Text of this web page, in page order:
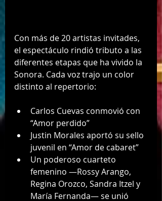
Con más de 20 artistas invitades,
el espectáculo rindió tributo a las
diferentes etapas que ha vivido la
Sonora. Cada voz trajo un color
distinto al repertorio:
Carlos Cuevas conmovió con
“Amor perdido”
Justin Morales aportó su sello
juvenil en “Amor de cabaret”
Un poderoso cuarteto
femenino —Rossy Arango,
Regina Orozco, Sandra Itzel y
María Fernanda— se unió